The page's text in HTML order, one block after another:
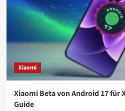
Xiaomi
Xiaomi Beta von Android 17 für
Guide